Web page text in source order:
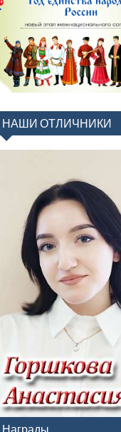
НАШИ ОТЛИЧНИКИ
Награды